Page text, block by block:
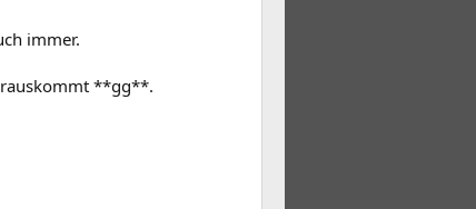
immer.
rauskommt **gg**.